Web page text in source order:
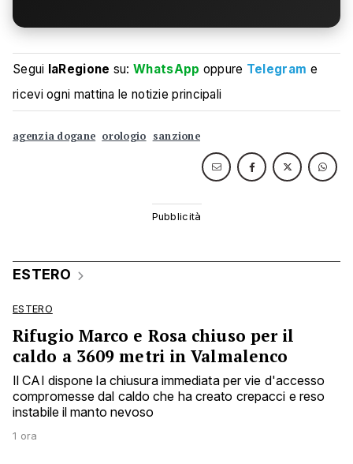
Segui laRegione su:WhatsApp oppure Telegram e
ricevi ogni mattina le notizie principali
agenzia dogane orologio sanzione
ESTERO
ESTERO
Rifugio Marco e Rosa chiuso per il
caldo a 3609 metri in Valmalenco
Il CAI dispone la chiusura immediata per vie d'accesso
compromesse dal caldo che ha creato crepacci e reso
instabile il manto nevoso
1 ora